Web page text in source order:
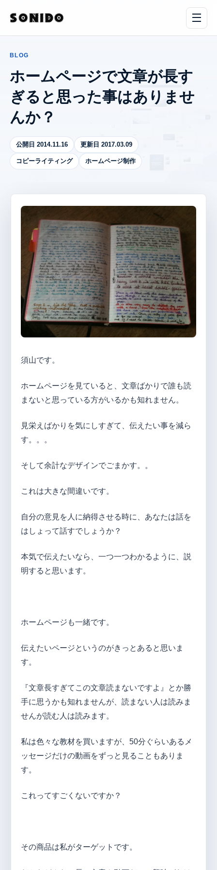
BLOG
ホームページで文章が長す
ぎると思った事はありませ
んか？
公開日 2014.11.16 更新日 2017.03.09
コピーライティング ホームページ制作
須山です。
ホームページを見ていると、文章ばかりで誰も読
まないと思っている方がいるかも知れません。
見栄えばかりを気にしすぎて、伝えたい事を減ら
す。。。
そして余計なデザインでごまかす。。
これは大きな間違いです。
自分の意見を人に納得させる時に、あなたは話を
はしょって話すでしょうか？
本気で伝えたいなら、一つ一つわかるように、説
明すると思います。
ホームページも一緒です。
伝えたいページというのがきっとあると思いま
す。
『文章長すぎてこの文章読まないですよ』とか勝
手に思うかも知れませんが、読まない人は読みま
せんが読む人は読みます。
私は色々な教材を買いますが、50分ぐらいあるメ
ッセージだけの動画をずっと見ることもありま
す。
これってすごくないですか？
その商品は私がターゲットです。